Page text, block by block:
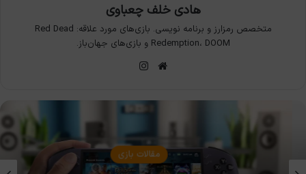
هادی خلف چعباوی
متخصص رمزارز و برنامه نویسی. بازی‌های مورد علاقه: Red Dead
Redemption، DOOM و بازی‌های جهان‌باز.
وبسایت
مقالات بازی